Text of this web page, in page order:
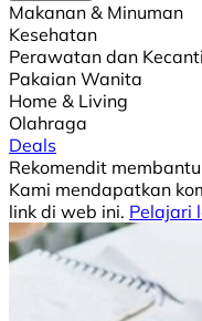
Makanan & Minuman
Kesehatan
Perawatan dan
Pakaian Wanita
Home & Living
Olahraga
Deals
Rekomendit
Kami mendapatkan
link di web ini. Pelajari